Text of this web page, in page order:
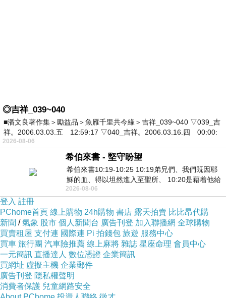
◎吉祥_039~040
■潘文良著作集＞勵益品＞魚雁千里共今緣＞吉祥_039~040 ▽039_吉
祥。2006.03.03.五 12:59:17 ▽040_吉祥。2006.03.16.四 00:00:
2026-08-06
希伯來書 - 堅守盼望
希伯來書10:19-10:25 10:19弟兄們、我們既因耶
穌的血、得以坦然進入至聖所、 10:20是藉着他給
我們開了一條又新又活的路從幔子經過
2026-08-06
登入 註冊
PChome首頁 線上購物 24h購物 書店 露天拍賣 比比昂代購
新聞 /氣象 股市 個人新聞台 廣告刊登 加入聯播網 全球購物
買賣租屋 支付連 國際連 Pi 拍錢包 旅遊 服務中心
買車 旅行團 汽車險推薦 線上麻將 雜誌 星座命理 會員中心
一元簡訊 直播達人 數位憑證 企業簡訊
買網址 虛擬主機 企業郵件
廣告刊登 隱私權聲明
消費者保護 兒童網路安全